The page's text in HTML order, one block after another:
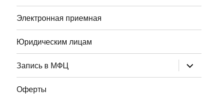
Электронная приемная
Юридическим лицам
Запись в МФЦ раскрыть
дочернее
меню
Оферты